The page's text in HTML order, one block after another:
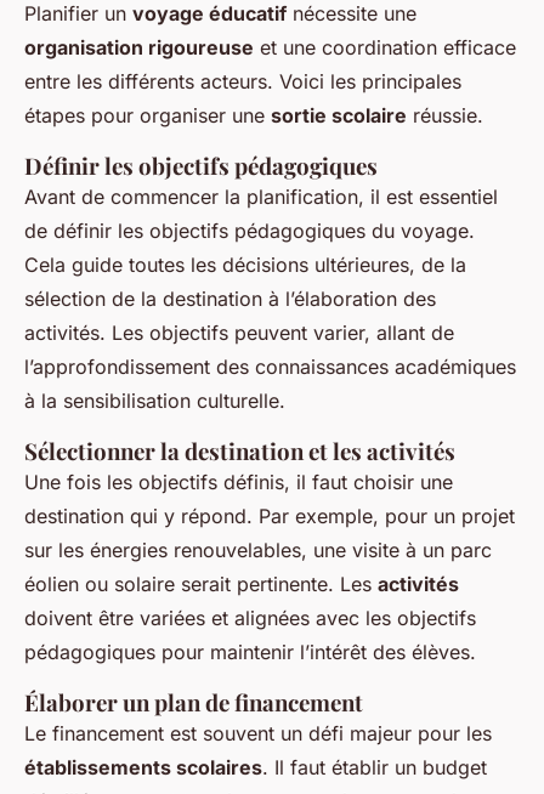
Planifier un voyage éducatif nécessite une
organisation rigoureuse et une coordination efficace
entre les différents acteurs. Voici les principales
étapes pour organiser une sortie scolaire réussie.
Définir les objectifs pédagogiques
Avant de commencer la planification, il est essentiel
de définir les objectifs pédagogiques du voyage.
Cela guide toutes les décisions ultérieures, de la
sélection de la destination à l’élaboration des
activités. Les objectifs peuvent varier, allant de
l’approfondissement des connaissances académiques
à la sensibilisation culturelle.
Sélectionner la destination et les activités
Une fois les objectifs définis, il faut choisir une
destination qui y répond. Par exemple, pour un projet
sur les énergies renouvelables, une visite à un parc
éolien ou solaire serait pertinente. Les activités
doivent être variées et alignées avec les objectifs
pédagogiques pour maintenir l’intérêt des élèves.
Élaborer un plan de financement
Le financement est souvent un défi majeur pour les
établissements scolaires. Il faut établir un budget